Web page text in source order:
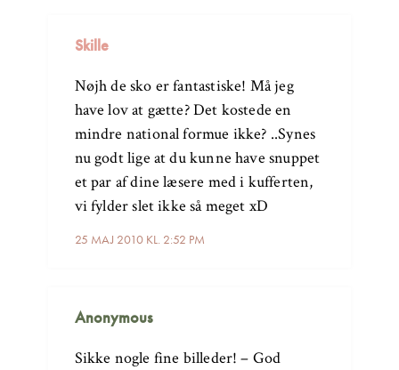
Skille
25 MAJ 2010 KL. 2:52 PM
Nøjh de sko er fantastiske! Må jeg
have lov at gætte? Det kostede en
mindre national formue ikke? ..Synes
nu godt lige at du kunne have snuppet
et par af dine læsere med i kufferten,
vi fylder slet ikke så meget xD
Anonymous
Sikke nogle fine billeder! – God